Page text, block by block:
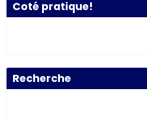
Coté pratique!
Recherche